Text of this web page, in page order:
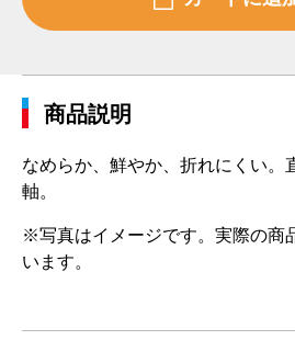
商品説明
なめらか、鮮やか、折れにくい。
軸。
※写真はイメージです。実際の商
います。